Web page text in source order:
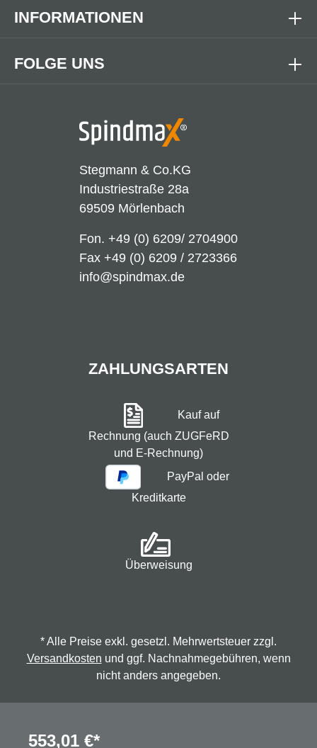
553,01 €*
Stegmann & Co.KG
Industriestraße 28a
69509 Mörlenbach
Fon. +49 (0) 6209/ 2704900
Fax +49 (0) 6209 / 2723366
info@spindmax.de
FOLGE UNS
INFORMATIONEN
ZAHLUNGSARTEN
Kauf auf
Rechnung (auch ZUGFeRD
und E-Rechnung)
PayPal oder
Kreditkarte
Überweisung
* Alle Preise exkl. gesetzl. Mehrwertsteuer zzgl.
Versandkosten und ggf. Nachnahmegebühren, wenn
nicht anders angegeben.